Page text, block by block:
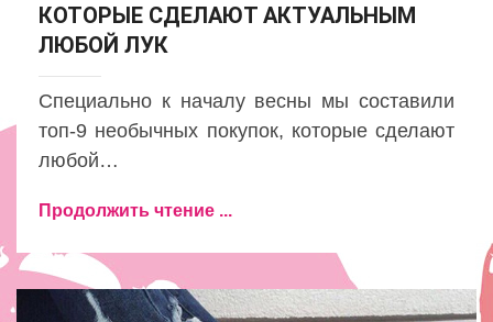
КОТОРЫЕ СДЕЛАЮТ АКТУАЛЬНЫМ
ЛЮБОЙ ЛУК
Специально к началу весны мы составили
топ-9 необычных покупок, которые сделают
любой…
Продолжить чтение ...